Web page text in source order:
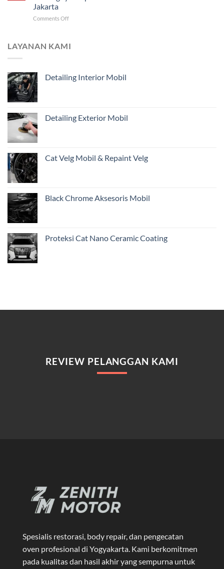
Restorasi
Jarak
Pemilik
Jakarta
Comments Offon
dari
Pentingnya
dari
LAYANAN KAMI
Detailing Interior Mobil
Detailing Exterior Mobil
Cat Velg Mobil & Repaint Velg
Black Chrome Aksesoris Mobil
Proteksi Cat Nano Ceramic Coating
REVIEW PELANGGAN KAMI
Spesialis restorasi, body repair, dan pengecatan
oven profesional di Yogyakarta. Kami berkomitmen
pada kualitas dan hasil akhir yang sempurna untuk